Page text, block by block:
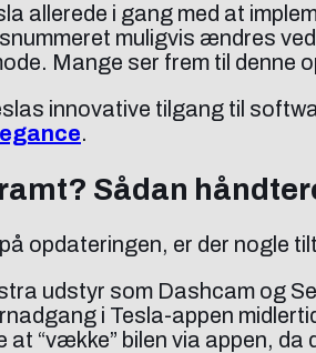
allerede i gang med at
muligvis ændres
Mange ser frem til
innovative tilgang til
.
Sådan
opdateringen, er der nogle
udstyr som Dashcam og
i Tesla-appen
at “vække” bilen via appen,